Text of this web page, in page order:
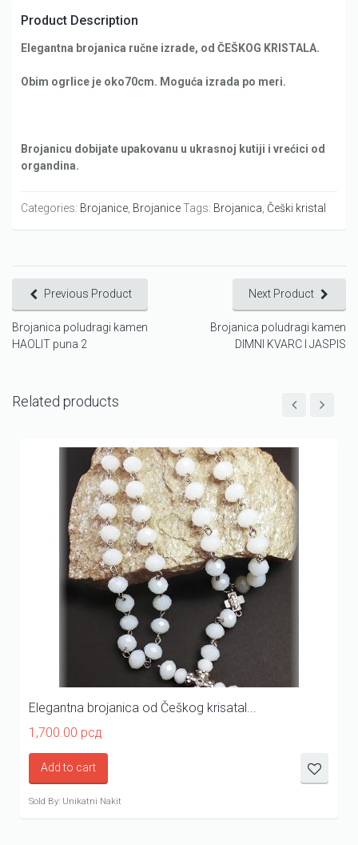
Product Description
Elegantna brojanica ručne izrade, od ČEŠKOG KRISTALA.
Obim ogrlice je oko70cm. Moguća izrada po meri.
Brojanicu dobijate upakovanu u ukrasnoj kutiji i vrećici od
organdina.
Categories: Brojanice BrojaniceTags: Brojanica Češki kristal
Previous Product
Brojanica poludragi kamen
HAOLIT puna 2
Next Product
Brojanica poludragi kamen
DIMNI KVARC I JASPIS
Related products
Elegantna brojanica od Češkog krisatal...
1,700.00 рсд
Add to cart
Sold By: Unikatni Nakit